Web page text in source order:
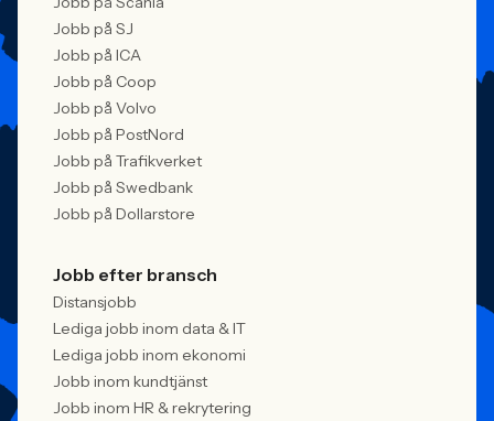
Jobb på SJ
Jobb på ICA
Jobb på Coop
Jobb på Volvo
Jobb på PostNord
Jobb på Trafikverket
Jobb på Swedbank
Jobb på Dollarstore
Jobb efter bransch
Distansjobb
Lediga jobb inom data & IT
Lediga jobb inom ekonomi
Jobb inom kundtjänst
Jobb inom HR & rekrytering